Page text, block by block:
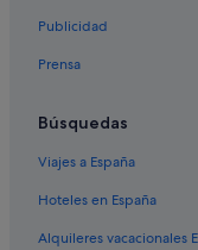
Publicidad
Prensa
Búsquedas
Viajes a España
Hoteles en España
Alquileres vacacionales